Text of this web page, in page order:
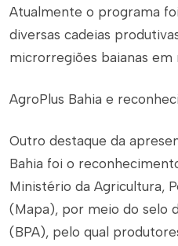
Atualmente o programa
diversas cadeias
microrregiões baianas em
AgroPlus Bahia e
Outro destaque da
Bahia foi o
Ministério da Agricultura,
(Mapa), por meio do selo
(BPA), pelo qual